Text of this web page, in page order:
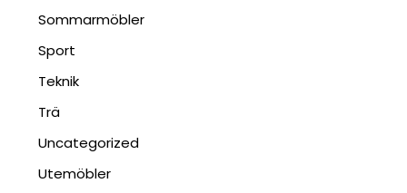
Sommarmöbler
Sport
Teknik
Trä
Uncategorized
Utemöbler